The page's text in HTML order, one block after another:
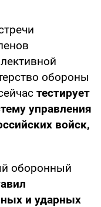
обороны
тестирует
управления
войск,
оборонный
и ударных